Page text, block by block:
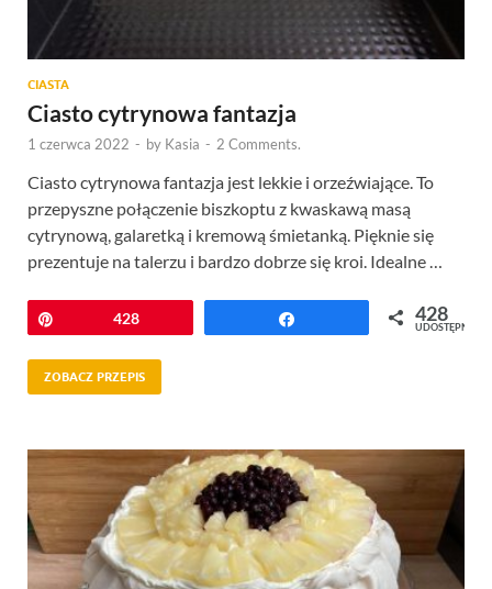
CIASTA
Ciasto cytrynowa fantazja
1 czerwca 2022 - by Kasia - 2 Comments.
Ciasto cytrynowa fantazja jest lekkie i orzeźwiające. To
przepyszne połączenie biszkoptu z kwaskawą masą
cytrynową, galaretką i kremową śmietanką. Pięknie się
prezentuje na talerzu i bardzo dobrze się kroi. Idealne …
Przypnij428 428
UDOSTĘPNIEŃ
ZOBACZ PRZEPIS